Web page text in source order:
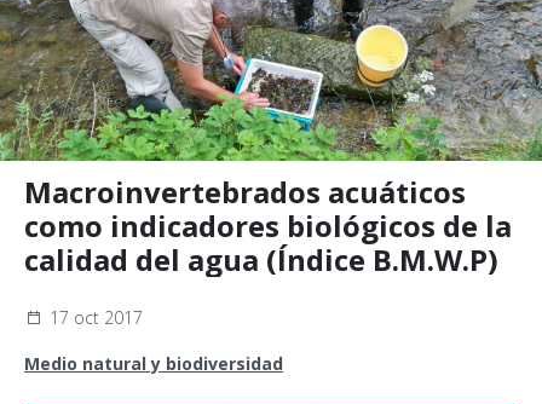
Macroinvertebrados acuáticos
como indicadores biológicos de la
calidad del agua (Índice B.M.W.P)
17 oct 2017
Medio natural y biodiversidad